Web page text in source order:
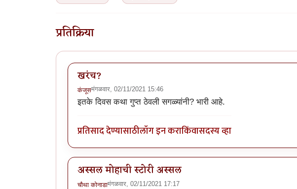
प्रतिक्रिया
खरंच?
कंजूसमंगळवार, 02/11/2021 15:46
इतके दिवस कथा गुप्त ठेवली सगळ्यांनी? भारी आहे.
प्रतिसाद देण्यासाठीलॉग इन कराकिंवासदस्य व्हा
अस्सल मोहाची स्टोरी अस्सल
चौथा कोनाडामंगळवार, 02/11/2021 17:17